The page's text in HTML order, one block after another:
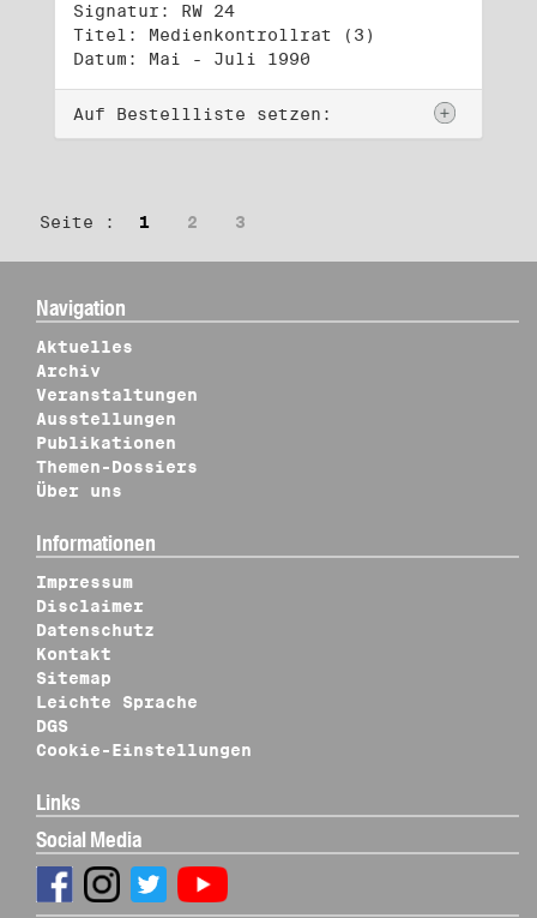
Signatur: RW 24
Titel: Medienkontrollrat (3)
Datum: Mai - Juli 1990
Auf Bestellliste setzen:
Seite : 1 2 3
Navigation
Aktuelles
Archiv
Veranstaltungen
Ausstellungen
Publikationen
Themen-Dossiers
Über uns
Informationen
Impressum
Disclaimer
Datenschutz
Kontakt
Sitemap
Leichte Sprache
DGS
Cookie-Einstellungen
Links
Social Media